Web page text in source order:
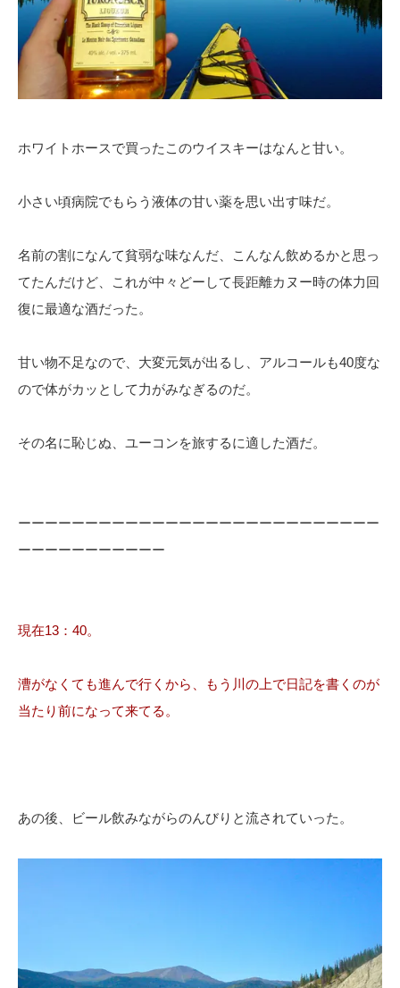
ホワイトホースで買ったこのウイスキーはなんと甘い。
小さい頃病院でもらう液体の甘い薬を思い出す味だ。
名前の割になんて貧弱な味なんだ、こんなん飲めるかと思っ
てたんだけど、これが中々どーして長距離カヌー時の体力回
復に最適な酒だった。
甘い物不足なので、大変元気が出るし、アルコールも40度な
ので体がカッとして力がみなぎるのだ。
その名に恥じぬ、ユーコンを旅するに適した酒だ。
ーーーーーーーーーーーーーーーーーーーーーーーーーーー
ーーーーーーーーーーー
現在13：40。
漕がなくても進んで行くから、もう川の上で日記を書くのが
当たり前になって来てる。
あの後、ビール飲みながらのんびりと流されていった。